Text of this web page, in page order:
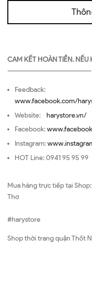
CAM KẾT HOÀN TIỀN.
—————————————————
Feedback:
www.facebook.com/
Website: harystore.vn/
Facebook:
Instagram:
HOT Line: 0941 95 95 99
Mua hàng trực tiếp tại Shop:
Thơ
#harystore
Shop thời trang quận Thốt